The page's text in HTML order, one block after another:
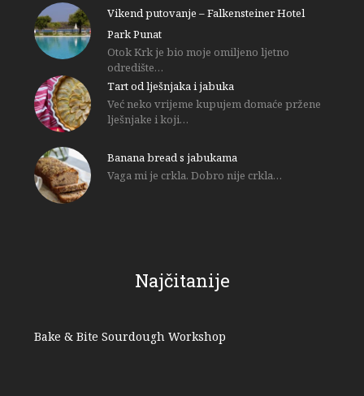
Vikend putovanje – Falkensteiner Hotel
Park Punat
Otok Krk je bio moje omiljeno ljetno
odredište…
Tart od lješnjaka i jabuka
Već neko vrijeme kupujem domaće pržene
lješnjake i koji…
Banana bread s jabukama
Vaga mi je crkla. Dobro nije crkla…
Najčitanije
Bake & Bite Sourdough Workshop